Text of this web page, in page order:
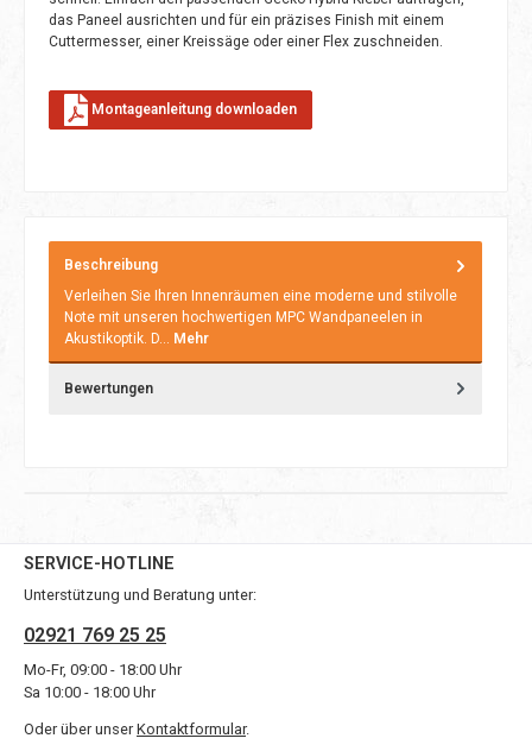
das Paneel ausrichten und für ein präzises Finish mit einem
Cuttermesser, einer Kreissäge oder einer Flex zuschneiden.
Montageanleitung downloaden
Beschreibung
Verleihen Sie Ihren Innenräumen eine moderne und stilvolle
Note mit unseren hochwertigen MPC Wandpaneelen in
Akustikoptik. D… Mehr
Bewertungen
SERVICE-HOTLINE
Unterstützung und Beratung unter:
02921 769 25 25
Mo-Fr, 09:00 - 18:00 Uhr
Sa 10:00 - 18:00 Uhr
Oder über unser Kontaktformular.